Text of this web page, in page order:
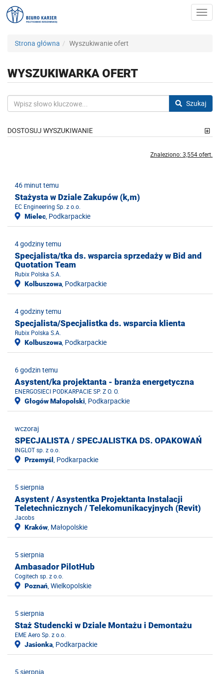
Strona główna Wyszukiwanie ofert
WYSZUKIWARKA OFERT
Szukaj
DOSTOSUJ WYSZUKIWANIE
Znaleziono: 3,554 ofert.
46 minut temu
Stażysta w Dziale Zakupów (k,m)
EC Engineering Sp. z o.o.
Mielec, Podkarpackie
4 godziny temu
Specjalista/tka ds. wsparcia sprzedaży w Bid and
Quotation Team
Rubix Polska S.A.
Kolbuszowa, Podkarpackie
4 godziny temu
Specjalista/Specjalistka ds. wsparcia klienta
Rubix Polska S.A.
Kolbuszowa, Podkarpackie
6 godzin temu
Asystent/ka projektanta - branża energetyczna
ENERGOSIECI PODKARPACIE SP. Z O. O.
Głogów Małopolski, Podkarpackie
wczoraj
SPECJALISTA / SPECJALISTKA DS. OPAKOWAŃ
INGLOT sp. z o.o.
Przemyśl , Podkarpackie
5 sierpnia
Asystent / Asystentka Projektanta Instalacji
Teletechnicznych / Telekomunikacyjnych (Revit)
Jacobs
Kraków, Małopolskie
5 sierpnia
Ambasador PilotHub
Cogitech sp. z o.o.
Poznań, Wielkopolskie
5 sierpnia
Staż Studencki w Dziale Montażu i Demontażu
EME Aero Sp. z o.o.
Jasionka, Podkarpackie
5 sierpnia